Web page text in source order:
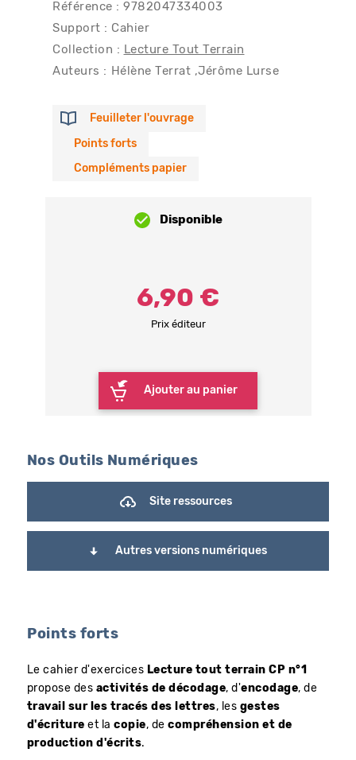
Référence : 9782047334003
Support : Cahier
Collection : Lecture Tout Terrain
Auteurs : Hélène Terrat Jérôme Lurse
Feuilleter l'ouvrage
Points forts
Compléments papier
Disponible
Prix éditeur
6,90 €
Ajouter au panier
Nos Outils Numériques
Site ressources
Autres versions numériques
Points forts
Le cahier d'exercices Lecture tout terrain CP n°1
propose des activités de décodage, d'encodage, de
travail sur les tracés des lettres, les gestes
d'écritureet lacopie, decompréhension et de
production d'écrits.